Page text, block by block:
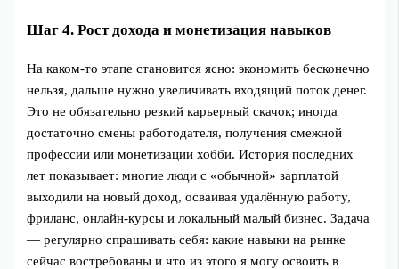
Шаг 4. Рост дохода и монетизация навыков
На каком‑то этапе становится ясно: экономить бесконечно
нельзя, дальше нужно увеличивать входящий поток денег.
Это не обязательно резкий карьерный скачок; иногда
достаточно смены работодателя, получения смежной
профессии или монетизации хобби. История последних
лет показывает: многие люди с «обычной» зарплатой
выходили на новый доход, осваивая удалённую работу,
фриланс, онлайн-курсы и локальный малый бизнес. Задача
— регулярно спрашивать себя: какие навыки на рынке
сейчас востребованы и что из этого я могу освоить в